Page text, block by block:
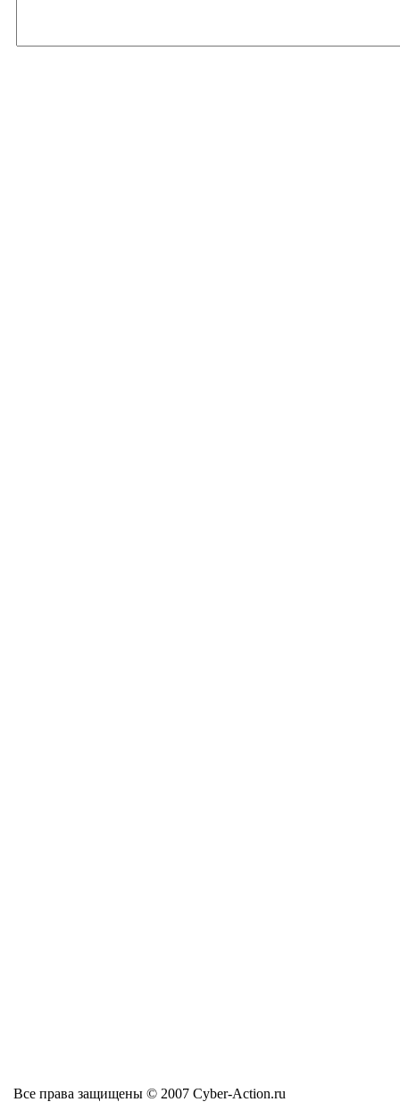
Все права защищены © 2007 Cyber-Action.ru